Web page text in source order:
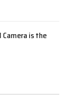
Camera is the